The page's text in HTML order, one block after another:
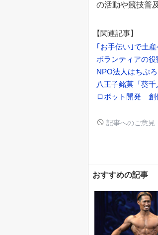
の活動や競技普
【関連記事】
｢お手伝い｣で土
ボランティアの
NPO法人はちぷ
八王子銘菓「葵
ロボット開発 創
記事へのご意見
おすすめの記事